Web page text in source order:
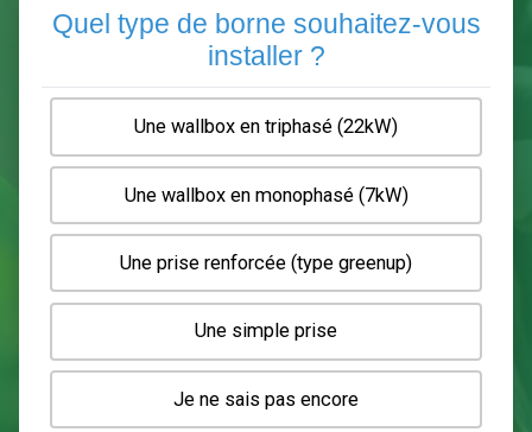
Gratuit, sans pub et sans engagement.
2 3 6
Quel type de borne souhaitez-
installer ?
Une wallbox en triphasé (22kW)
Une wallbox en monophasé (7kW)